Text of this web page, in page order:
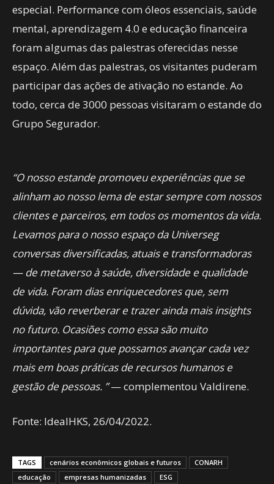
especial. Performance com óleos essenciais, saúde
mental, aprendizagem 4.0 e educação financeira
foram algumas das palestras oferecidas nesse
espaço. Além das palestras, os visitantes puderam
participar das ações de ativação no estande. Ao
todo, cerca de 3000 pessoas visitaram o estande do
Grupo Segurador.
“O nosso estande promoveu experiências que se
alinham ao nosso lema de estar sempre com nossos
clientes e parceiros, em todos os momentos da vida.
Levamos para o nosso espaço da Universeg
conversas diversificadas, atuais e transformadoras
— de metaverso à saúde, diversidade e qualidade
de vida. Foram dias enriquecedores que, sem
dúvida, vão reverberar e trazer ainda mais insights
no futuro. Ocasiões como essa são muito
importantes para que possamos avançar cada vez
mais em boas práticas de recursos humanos e
gestão de pessoas. ”— complementou Valdirene.
Fonte: IdealHKS, 26/04/2022.
TAGS cenários econômicos globais e futuros
CONARH
educação
empresas humanizadas ESG